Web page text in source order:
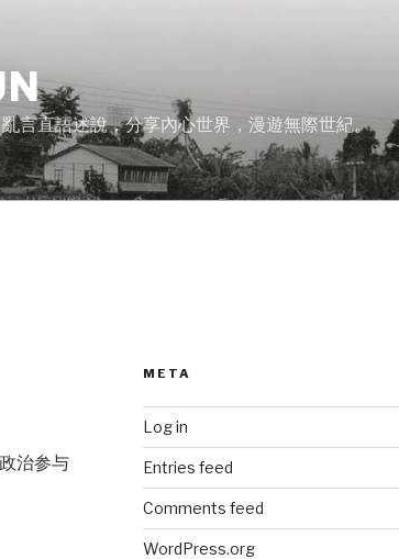
言直語述說，分享內心世界，漫遊無際世紀。
治参与
META
Log in
Entries feed
Comments feed
WordPress.org